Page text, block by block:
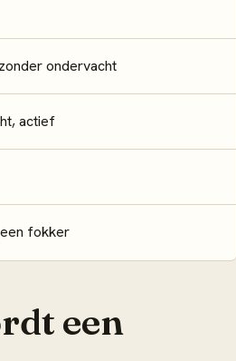
ondervacht
actief
fokker
een